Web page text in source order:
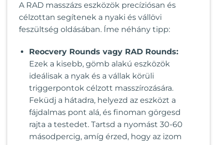
A RAD masszázs eszközök precíziósan és
célzottan segítenek a nyaki és vállövi
feszültség oldásában. Íme néhány tipp:
Reocvery Rounds vagy RAD Rounds:
Ezek a kisebb, gömb alakú eszközök
ideálisak a nyak és a vállak körüli
triggerpontok célzott masszírozására.
Feküdj a hátadra, helyezd az eszközt a
fájdalmas pont alá, és finoman görgesd
rajta a testedet. Tartsd a nyomást 30-60
másodpercig, amíg érzed, hogy az izom